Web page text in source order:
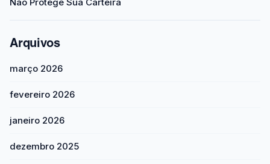
Arquivos
março 2026
fevereiro 2026
janeiro 2026
dezembro 2025